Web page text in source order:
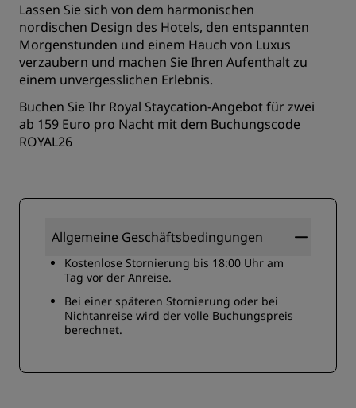
Lassen Sie sich von dem harmonischen
nordischen Design des Hotels, den entspannten
Morgenstunden und einem Hauch von Luxus
verzaubern und machen Sie Ihren Aufenthalt zu
einem unvergesslichen Erlebnis.
Buchen Sie Ihr Royal Staycation-Angebot für zwei
ab 159 Euro pro Nacht mit dem Buchungscode
ROYAL26
Allgemeine Geschäftsbedingungen
Kostenlose Stornierung bis 18:00 Uhr am
Tag vor der Anreise.
Bei einer späteren Stornierung oder bei
Nichtanreise wird der volle Buchungspreis
berechnet.